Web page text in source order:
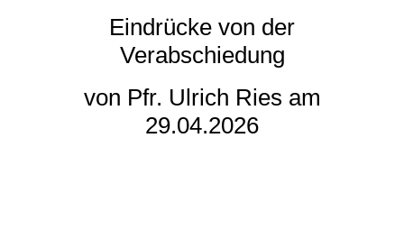
Eindrücke von der
Verabschiedung
von Pfr. Ulrich Ries am
29.04.2026